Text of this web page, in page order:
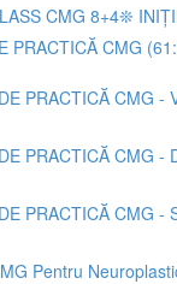
CMG 8+4❊
PRACTICĂ CMG
PRACTICĂ CMG -
PRACTICĂ CMG -
PRACTICĂ CMG -
Pentru